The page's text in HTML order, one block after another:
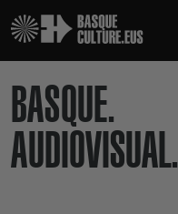
BASQUE.
AUDIOVISUAL.